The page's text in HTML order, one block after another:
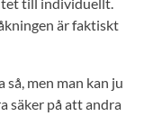
till individuellt.
är faktiskt
men man kan ju
säker på att andra